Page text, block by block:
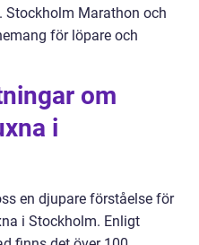
Stockholm Marathon och
för löpare och
om
i
en djupare förståelse för
i Stockholm. Enligt